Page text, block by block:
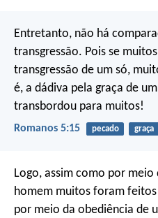
Entretanto, não há
transgressão. Pois se
transgressão de um só,
é, a dádiva pela graça de
transbordou para muitos!
Romanos 5:15 pecado graça
Logo, assim como por meio
homem muitos foram
por meio da obediência de